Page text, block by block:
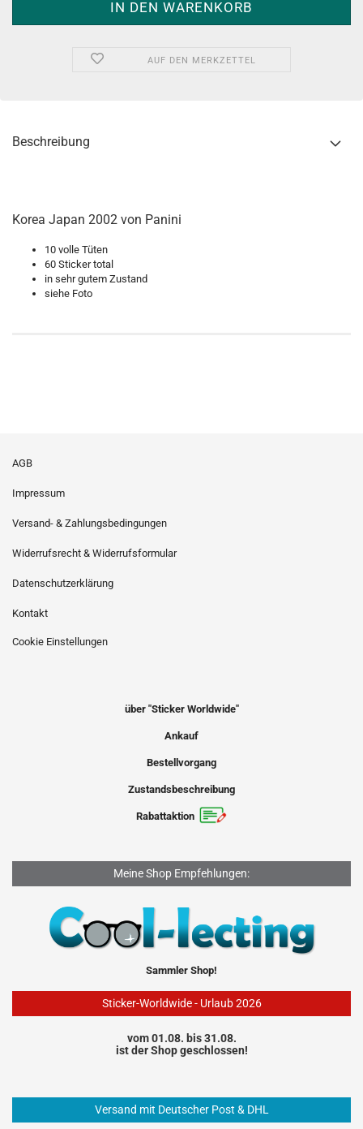
AUF DEN MERKZETTEL
Beschreibung
Korea Japan 2002 von Panini
10 volle Tüten
60 Sticker total
in sehr gutem Zustand
siehe Foto
AGB
Impressum
Versand- & Zahlungsbedingungen
Widerrufsrecht & Widerrufsformular
Datenschutzerklärung
Kontakt
Cookie Einstellungen
über "Sticker Worldwide"
Ankauf
Bestellvorgang
Zustandsbeschreibung
Rabattaktion
Meine Shop Empfehlungen:
Sammler Shop!
Sticker-Worldwide - Urlaub 2026
vom 01.08. bis 31.08.
ist der Shop geschlossen!
Versand mit Deutscher Post & DHL